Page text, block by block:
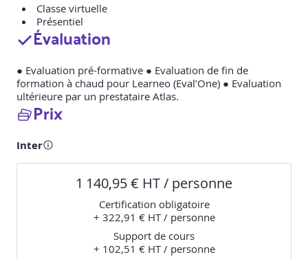
Classe virtuelle
Présentiel
Évaluation
● Evaluation pré-formative ● Evaluation de fin de
formation à chaud pour Learneo (Eval’One) ● Evaluation
ultérieure par un prestataire Atlas.
Prix
Inter
1 140,95 € HT / personne
Certification obligatoire
+ 322,91 € HT / personne
Support de cours
+ 102,51 € HT / personne